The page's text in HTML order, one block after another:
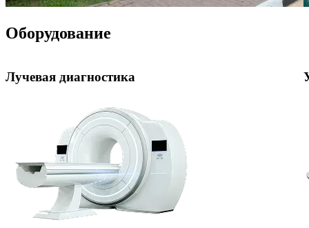
Оборудование
Лучевая диагностика